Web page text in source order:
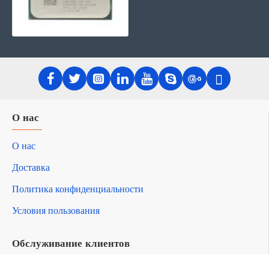
О нас
О нас
Доставка
Политика конфиденциальности
Условия пользования
Обслуживание клиентов